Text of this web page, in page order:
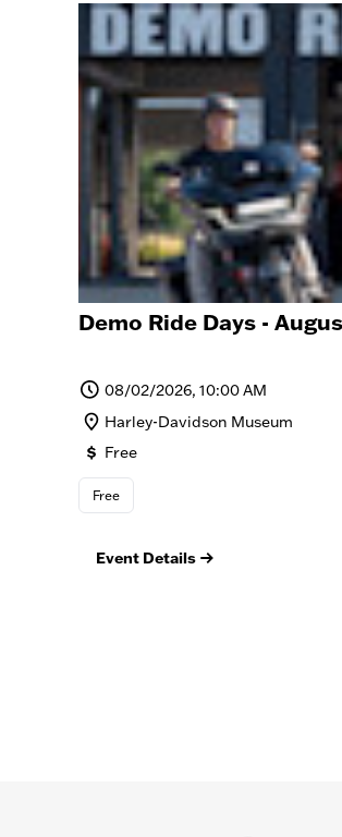
Demo Ride Days -
08/02/2026, 10:00 AM
Harley-Davidson Museum
Free
Free
Event Details